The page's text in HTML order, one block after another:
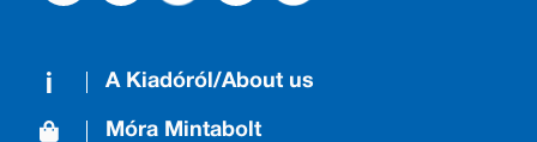
A Kiadóról/About us
Móra Mintabolt